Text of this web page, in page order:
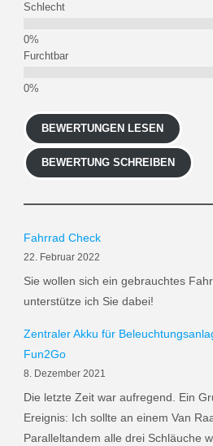
Schlecht
Furchtbar
BEWERTUNGEN LESEN
BEWERTUNG SCHREIBEN
Fahrrad Check
22. Februar 2022
Sie wollen sich ein gebrauchtes
unterstütze ich Sie dabei!
Zentraler Akku für
Fun2Go
8. Dezember 2021
Die letzte Zeit war aufregend. Ein
Ereignis: Ich sollte an einem Van
Paralleltandem alle drei Schläuche